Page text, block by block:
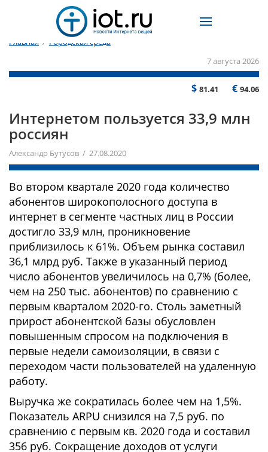
Главная / Городская среда
7 августа 2026
$ 81.41 € 94.06
Интернетом пользуется 33,9 млн
россиян
Александр Бутусов / 27.08.2020
Во втором квартале 2020 года количество
абонентов широкополосного доступа в
интернет в сегменте частных лиц в России
достигло 33,9 млн, проникновение
приблизилось к 61%. Объем рынка составил
36,1 млрд руб. Также в указанный период
число абонентов увеличилось на 0,7% (более,
чем на 250 тыс. абонентов) по сравнению с
первым кварталом 2020-го. Столь заметный
прирост абонентской базы обусловлен
повышенным спросом на подключения в
первые недели самоизоляции, в связи с
переходом части пользователей на удаленную
работу.
Выручка же сократилась более чем на 1,5%.
Показатель ARPU снизился на 7,5 руб. по
сравнению с первым кв. 2020 года и составил
356 руб. Сокращение доходов от услуги